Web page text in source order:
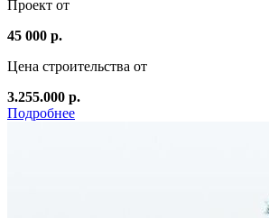
Проект от
45 000 р.
Цена строительства от
3.255.000 р.
Подробнее